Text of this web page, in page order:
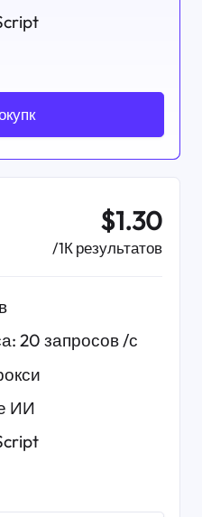
$1.30
/1К результатов
20 запросов /с
ИИ